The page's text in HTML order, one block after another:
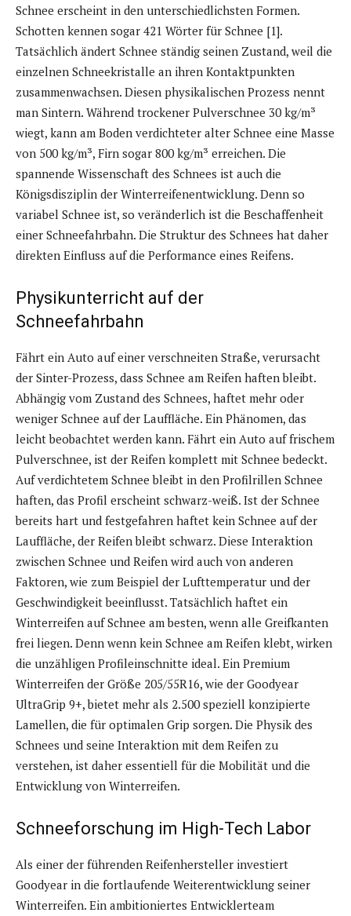
Schnee erscheint in den unterschiedlichsten Formen.
Schotten kennen sogar 421 Wörter für Schnee [1].
Tatsächlich ändert Schnee ständig seinen Zustand, weil die
einzelnen Schneekristalle an ihren Kontaktpunkten
zusammenwachsen. Diesen physikalischen Prozess nennt
man Sintern. Während trockener Pulverschnee 30 kg/m³
wiegt, kann am Boden verdichteter alter Schnee eine Masse
von 500 kg/m³, Firn sogar 800 kg/m³ erreichen. Die
spannende Wissenschaft des Schnees ist auch die
Königsdisziplin der Winterreifenentwicklung. Denn so
variabel Schnee ist, so veränderlich ist die Beschaffenheit
einer Schneefahrbahn. Die Struktur des Schnees hat daher
direkten Einfluss auf die Performance eines Reifens.
Physikunterricht auf der
Schneefahrbahn
Fährt ein Auto auf einer verschneiten Straße, verursacht
der Sinter-Prozess, dass Schnee am Reifen haften bleibt.
Abhängig vom Zustand des Schnees, haftet mehr oder
weniger Schnee auf der Lauffläche. Ein Phänomen, das
leicht beobachtet werden kann. Fährt ein Auto auf frischem
Pulverschnee, ist der Reifen komplett mit Schnee bedeckt.
Auf verdichtetem Schnee bleibt in den Profilrillen Schnee
haften, das Profil erscheint schwarz-weiß. Ist der Schnee
bereits hart und festgefahren haftet kein Schnee auf der
Lauffläche, der Reifen bleibt schwarz. Diese Interaktion
zwischen Schnee und Reifen wird auch von anderen
Faktoren, wie zum Beispiel der Lufttemperatur und der
Geschwindigkeit beeinflusst. Tatsächlich haftet ein
Winterreifen auf Schnee am besten, wenn alle Greifkanten
frei liegen. Denn wenn kein Schnee am Reifen klebt, wirken
die unzähligen Profileinschnitte ideal. Ein Premium
Winterreifen der Größe 205/55R16, wie der Goodyear
UltraGrip 9+, bietet mehr als 2.500 speziell konzipierte
Lamellen, die für optimalen Grip sorgen. Die Physik des
Schnees und seine Interaktion mit dem Reifen zu
verstehen, ist daher essentiell für die Mobilität und die
Entwicklung von Winterreifen.
Schneeforschung im High-Tech Labor
Als einer der führenden Reifenhersteller investiert
Goodyear in die fortlaufende Weiterentwicklung seiner
Winterreifen. Ein ambitioniertes Entwicklerteam